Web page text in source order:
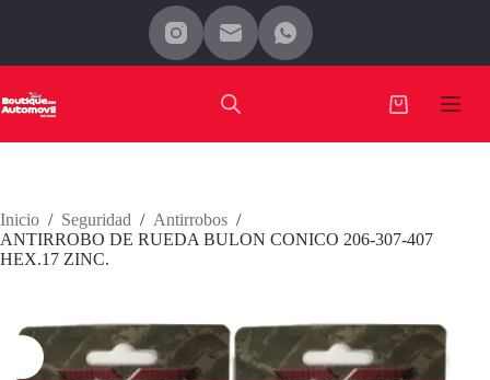
Carro
Inicio / Seguridad / Antirrobos /
ANTIRROBO DE RUEDA BULON CONICO 206-307-407
HEX.17 ZINC.